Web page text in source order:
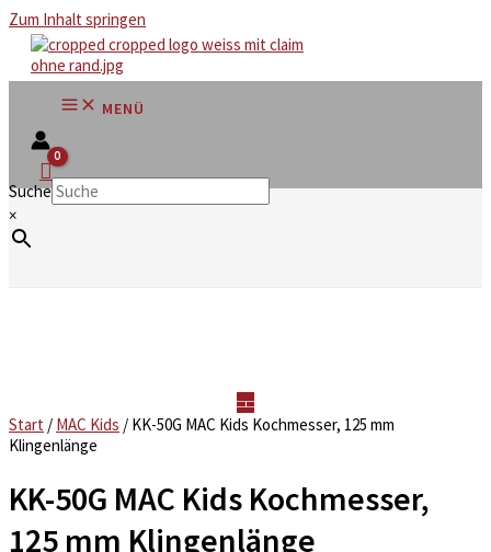
Zum Inhalt springen
MENÜ
Suche
×
Start / MAC Kids / KK-50G MAC Kids Kochmesser, 125 mm
Klingenlänge
KK-50G MAC Kids Kochmesser,
125 mm Klingenlänge